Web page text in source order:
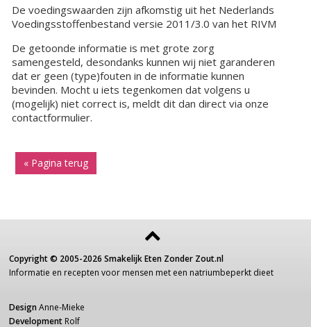
De voedingswaarden zijn afkomstig uit het Nederlands
Voedingsstoffenbestand versie 2011/3.0 van het RIVM
De getoonde informatie is met grote zorg
samengesteld, desondanks kunnen wij niet garanderen
dat er geen (type)fouten in de informatie kunnen
bevinden. Mocht u iets tegenkomen dat volgens u
(mogelijk) niet correct is, meldt dit dan direct via onze
contactformulier.
« Pagina terug
Copyright © 2005-2026 Smakelijk Eten Zonder Zout.nl
Informatie en recepten voor mensen met een natriumbeperkt dieet
Design Anne-Mieke
Development Rolf